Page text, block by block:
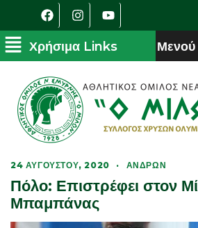
24 ΑΥΓΟΎΣΤΟΥ, 2020 · ΑΝΔΡΏΝ
Πόλο: Επιστρέφει στον
Μπαμπάνας